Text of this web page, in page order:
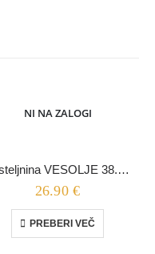
NI NA ZALOGI
Posteljnina VESOLJE 38.077
26.90 €
PREBERI VEČ